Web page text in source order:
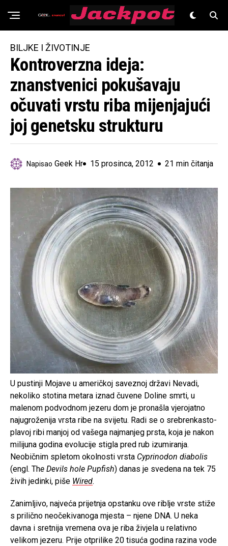
Znanost
BILJKE I ŽIVOTINJE
Kontroverzna ideja:
znanstvenici pokušavaju
očuvati vrstu riba mijenjajući
joj genetsku strukturu
Napisao Geek Hr 15 prosinca, 2012 21 min čitanja
U pustinji Mojave u američkoj saveznoj državi Nevadi,
nekoliko stotina metara iznad čuvene Doline smrti, u
malenom podvodnom jezeru dom je pronašla vjerojatno
najugroženija vrsta ribe na svijetu. Radi se o srebrenkasto-
plavoj ribi manjoj od vašega najmanjeg prsta, koja je nakon
milijuna godina evolucije stigla pred rub izumiranja.
Neobičnim spletom okolnosti vrsta Cyprinodon diabolis
(engl. The Devils hole Pupfish) danas je svedena na tek 75
živih jedinki, piše Wired.
Zanimljivo, najveća prijetnja opstanku ove riblje vrste stiže
s prilično neočekivanoga mjesta – njene DNA. U neka
davna i sretnija vremena ova je riba živjela u relativno
velikom jezeru. Prije otprilike 20 tisuća godina razina vode